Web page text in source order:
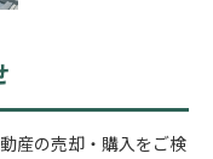
産の売却・購入をご検